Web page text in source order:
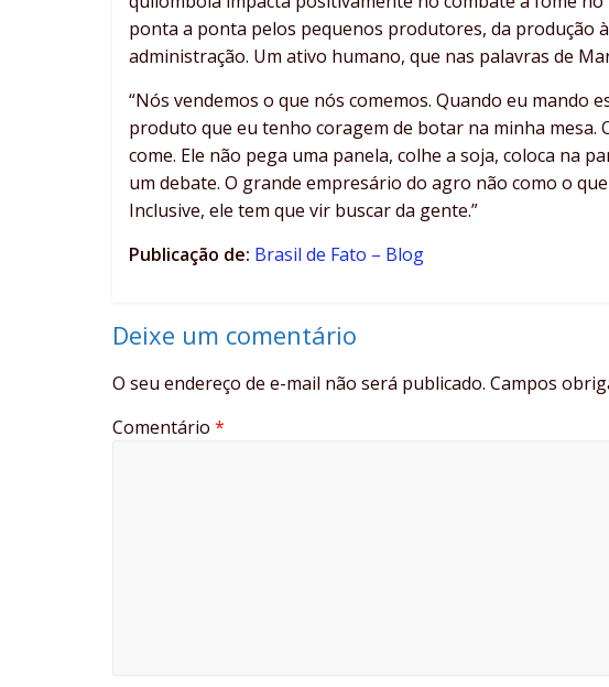
ponta a ponta pelos pequenos produtores, da produção
administração. Um ativo humano, que nas palavras de
“Nós vendemos o que nós comemos. Quando eu mando
produto que eu tenho coragem de botar na minha mesa.
come. Ele não pega uma panela, colhe a soja, coloca na
um debate. O grande empresário do agro não como o
Inclusive, ele tem que vir buscar da gente.”
Publicação de: Brasil de Fato – Blog
Deixe um comentário
O seu endereço de e-mail não será publicado. Campos
Comentário *